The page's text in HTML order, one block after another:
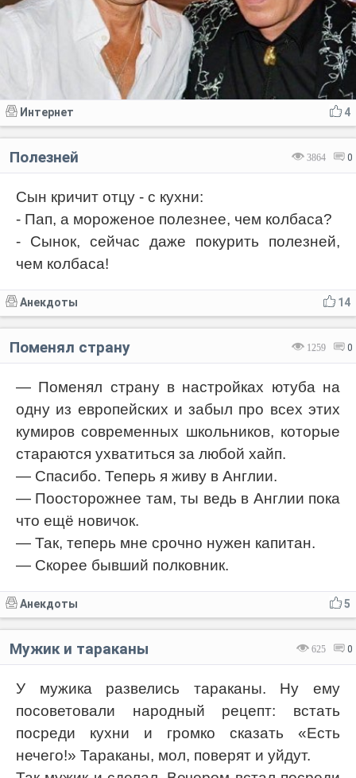
4
Интернет
3864 0
Полезней
Сын кричит отцу - с кухни:
- Пап, а мороженое полезнее, чем колбаса?
- Сынок, сейчас даже покурить полезней,
чем колбаса!
14
Анекдоты
1259 0
Поменял страну
— Поменял страну в настройках ютуба на
одну из европейских и забыл про всех этих
кумиров современных школьников, которые
стараются ухватиться за любой хайп.
— Спасибо. Теперь я живу в Англии.
— Поосторожнее там, ты ведь в Англии пока
что ещё новичок.
— Так, теперь мне срочно нужен капитан.
— Скорее бывший полковник.
5
Анекдоты
625 0
Мужик и тараканы
У мужика развелись тараканы. Ну ему
посоветовали народный рецепт: встать
посреди кухни и громко сказать «Есть
нечего!» Тараканы, мол, поверят и уйдут.